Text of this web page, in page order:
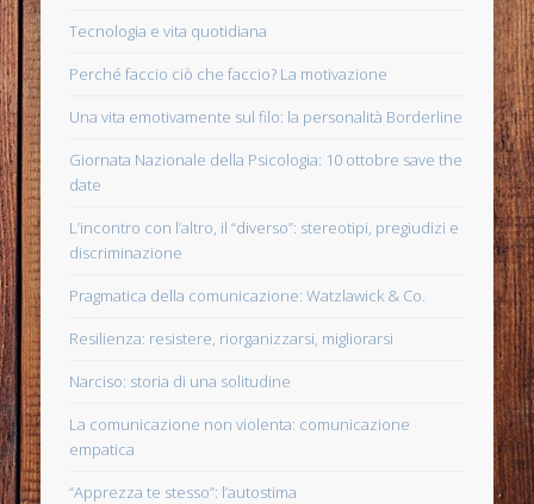
Tecnologia e vita quotidiana
Perché faccio ciò che faccio? La motivazione
Una vita emotivamente sul filo: la personalità Borderline
Giornata Nazionale della Psicologia: 10 ottobre save the
date
L’incontro con l’altro, il “diverso”: stereotipi, pregiudizi e
discriminazione
Pragmatica della comunicazione: Watzlawick & Co.
Resilienza: resistere, riorganizzarsi, migliorarsi
Narciso: storia di una solitudine
La comunicazione non violenta: comunicazione
empatica
“Apprezza te stesso”: l’autostima